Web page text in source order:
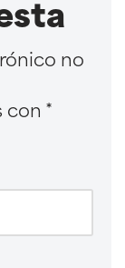
no
con *